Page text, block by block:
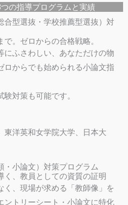
の指導プログラムと実績
合型選抜・学校推薦型選抜）対
。ゼロからの合格戦略。
にふさわしい、あなただけの物
ロからでも始められる小論文指
対策も可能です。
東洋英和女学院大学、日本大
・小論文）対策プログラム
く、教員としての資質の証明
く、現場が求める「教師像」を
ントリーシート・小論文に特化